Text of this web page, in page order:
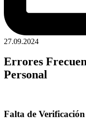
27.09.2024
Errores
Personal
Falta de Verificación